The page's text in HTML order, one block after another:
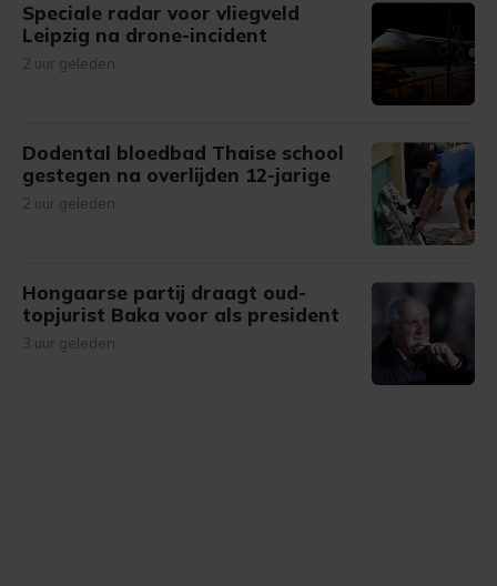
Speciale radar voor vliegveld
Leipzig na drone-incident
2 uur geleden
Dodental bloedbad Thaise school
gestegen na overlijden 12-jarige
2 uur geleden
Hongaarse partij draagt oud-
topjurist Baka voor als president
3 uur geleden